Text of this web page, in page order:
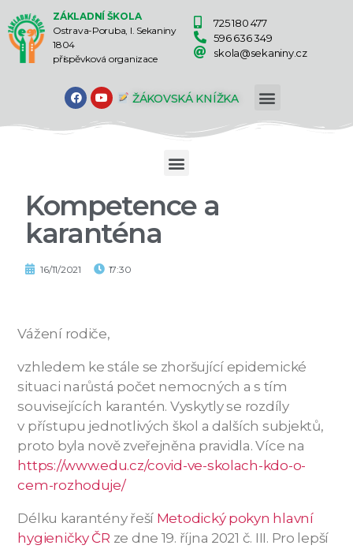
ZÁKLADNÍ ŠKOLA
Ostrava-Poruba, I. Sekaniny
1804
příspěvková organizace
725 180 477
596 636 349
skola@sekaniny.cz
ŽÁKOVSKÁ KNÍŽKA
Kompetence a
karanténa
16/11/2021 17:30
Vážení rodiče,
vzhledem ke stále se zhoršující epidemické
situaci narůstá počet nemocných a s tím
souvisejících karantén. Vyskytly se rozdíly
v přístupu jednotlivých škol a dalších subjektů,
proto byla nově zveřejněna pravidla. Více na
https://www.edu.cz/covid-ve-skolach-kdo-o-
cem-rozhoduje/
Délku karantény řeší Metodický pokyn hlavní
hygieničky ČR ze dne 19. října 2021 č. III. Pro lepší